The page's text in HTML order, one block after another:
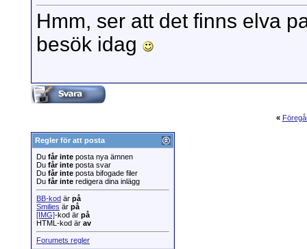
Hmm, ser att det finns elva
besök idag
«
Regler för att posta
Du får inte posta nya ämnen
Du får inte posta svar
Du får inte posta bifogade filer
Du får inte redigera dina inlägg
BB-kod är på
Smilies är på
[IMG]-kod är på
HTML-kod är av
Forumets regler